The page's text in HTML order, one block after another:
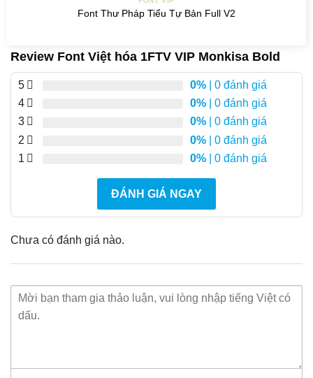
Font Thư Pháp Tiểu Tự Bản Full V2
Review Font Việt hóa 1FTV VIP Monkisa Bold
5 0% | 0 đánh giá
4
0% | 0 đánh giá
3
0% | 0 đánh giá
2
0% | 0 đánh giá
1
0% | 0 đánh giá
ĐÁNH GIÁ NGAY
Chưa có đánh giá nào.